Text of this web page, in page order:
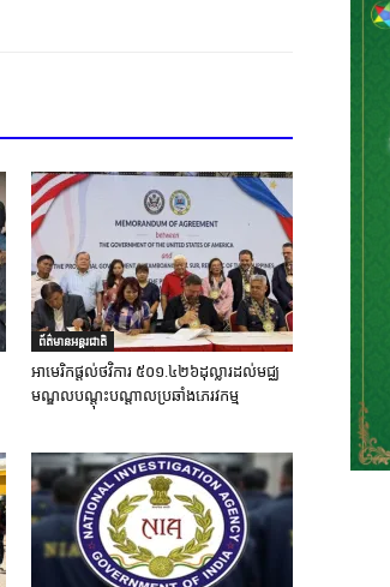
ព័ត៌មានអន្តរជាតិ
អាមេរិកផ្តល់ថវិការ ៥០១.៤២៦ដុល្លារដល់មជ្ឈ
មណ្ឌលបណ្តុះបណ្តាលប្រឆាំងភេរវកម្ម